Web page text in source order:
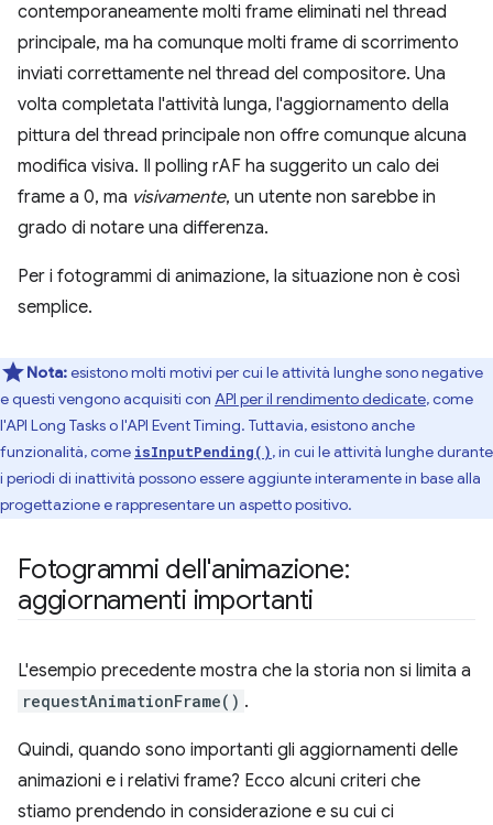
contemporaneamente molti frame eliminati nel thread
principale, ma ha comunque molti frame di scorrimento
inviati correttamente nel thread del compositore. Una
volta completata l'attività lunga, l'aggiornamento della
pittura del thread principale non offre comunque alcuna
modifica visiva. Il polling rAF ha suggerito un calo dei
frame a 0, ma visivamente, un utente non sarebbe in
grado di notare una differenza.
Per i fotogrammi di animazione, la situazione non è così
semplice.
Nota:esistono molti motivi per cui le attività lunghe sono negative
e questi vengono acquisiti con API per il rendimento dedicate, come
l'API Long Tasks o l'API Event Timing. Tuttavia, esistono anche
funzionalità, come isInputPending(), in cui le attività lunghe durante
i periodi di inattività possono essere aggiunte interamente in base alla
progettazione e rappresentare un aspetto positivo.
Fotogrammi dell'animazione:
aggiornamenti importanti
L'esempio precedente mostra che la storia non si limita a
requestAnimationFrame() .
Quindi, quando sono importanti gli aggiornamenti delle
animazioni e i relativi frame? Ecco alcuni criteri che
stiamo prendendo in considerazione e su cui ci